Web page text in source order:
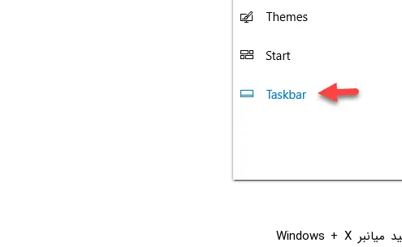
اکنون از اپ ستینگس خارج شوید و روی منوی استارت راست‌کلیک کنید یا از کلید میانبر Windows + X